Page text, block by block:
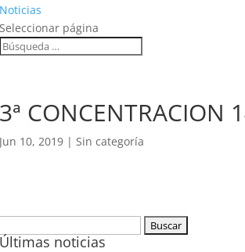
Noticias
Seleccionar página
3ª CONCENTRACION
Jun 10, 2019 |Sin categoría
Últimas noticias